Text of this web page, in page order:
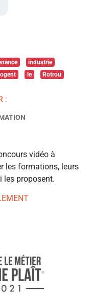
industrie
le Rotrou
:
vidéo à
les formations, leurs
les proposent.